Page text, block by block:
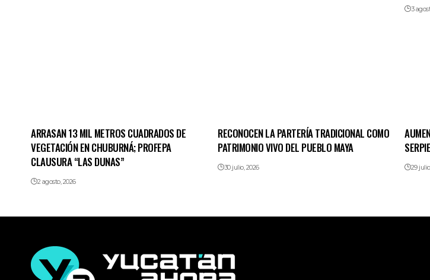
3
ARRASAN 13 MIL METROS CUADRADOS DE
VEGETACIÓN EN CHUBURNÁ; PROFEPA
CLAUSURA “LAS DUNAS”
2 agosto, 2026
RECONOCEN LA PARTERÍA TRADICIONAL COMO
PATRIMONIO VIVO DEL PUEBLO MAYA
30 julio, 2026 29